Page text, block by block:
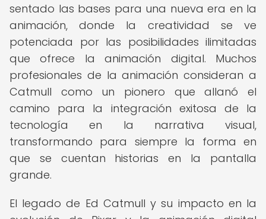
sentado las bases para una nueva era en la
animación, donde la creatividad se ve
potenciada por las posibilidades ilimitadas
que ofrece la animación digital. Muchos
profesionales de la animación consideran a
Catmull como un pionero que allanó el
camino para la integración exitosa de la
tecnología en la narrativa visual,
transformando para siempre la forma en
que se cuentan historias en la pantalla
grande.
El legado de Ed Catmull y su impacto en la